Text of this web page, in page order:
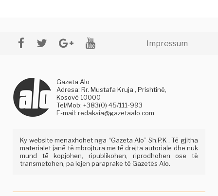
Impressum
Gazeta Alo
Adresa: Rr. Mustafa Kruja , Prishtinë,
Kosovë 10000
Tel/Mob: +383(0) 45/111-993
E-mail:redaksia@gazetaalo.com
Ky website menaxhohet nga “Gazeta Alo” Sh.P.K . Të gjitha
materialet janë të mbrojtura me të drejta autoriale dhe nuk
mund të kopjohen, ripublikohen, riprodhohen ose të
transmetohen, pa lejen paraprake të Gazetës Alo.